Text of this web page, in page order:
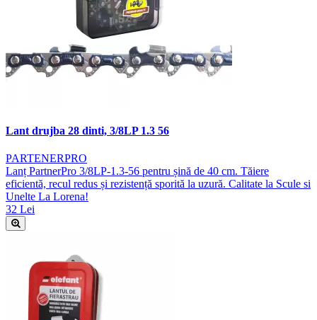
Lant drujba 28 dinti, 3/8LP 1.3 56
PARTENERPRO
Lanț PartnerPro 3/8LP-1.3-56 pentru șină de 40 cm. Tăiere
eficientă, recul redus și rezistență sporită la uzură. Calitate la Scule si
Unelte La Lorena!
32 Lei